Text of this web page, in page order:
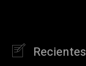
Recientes